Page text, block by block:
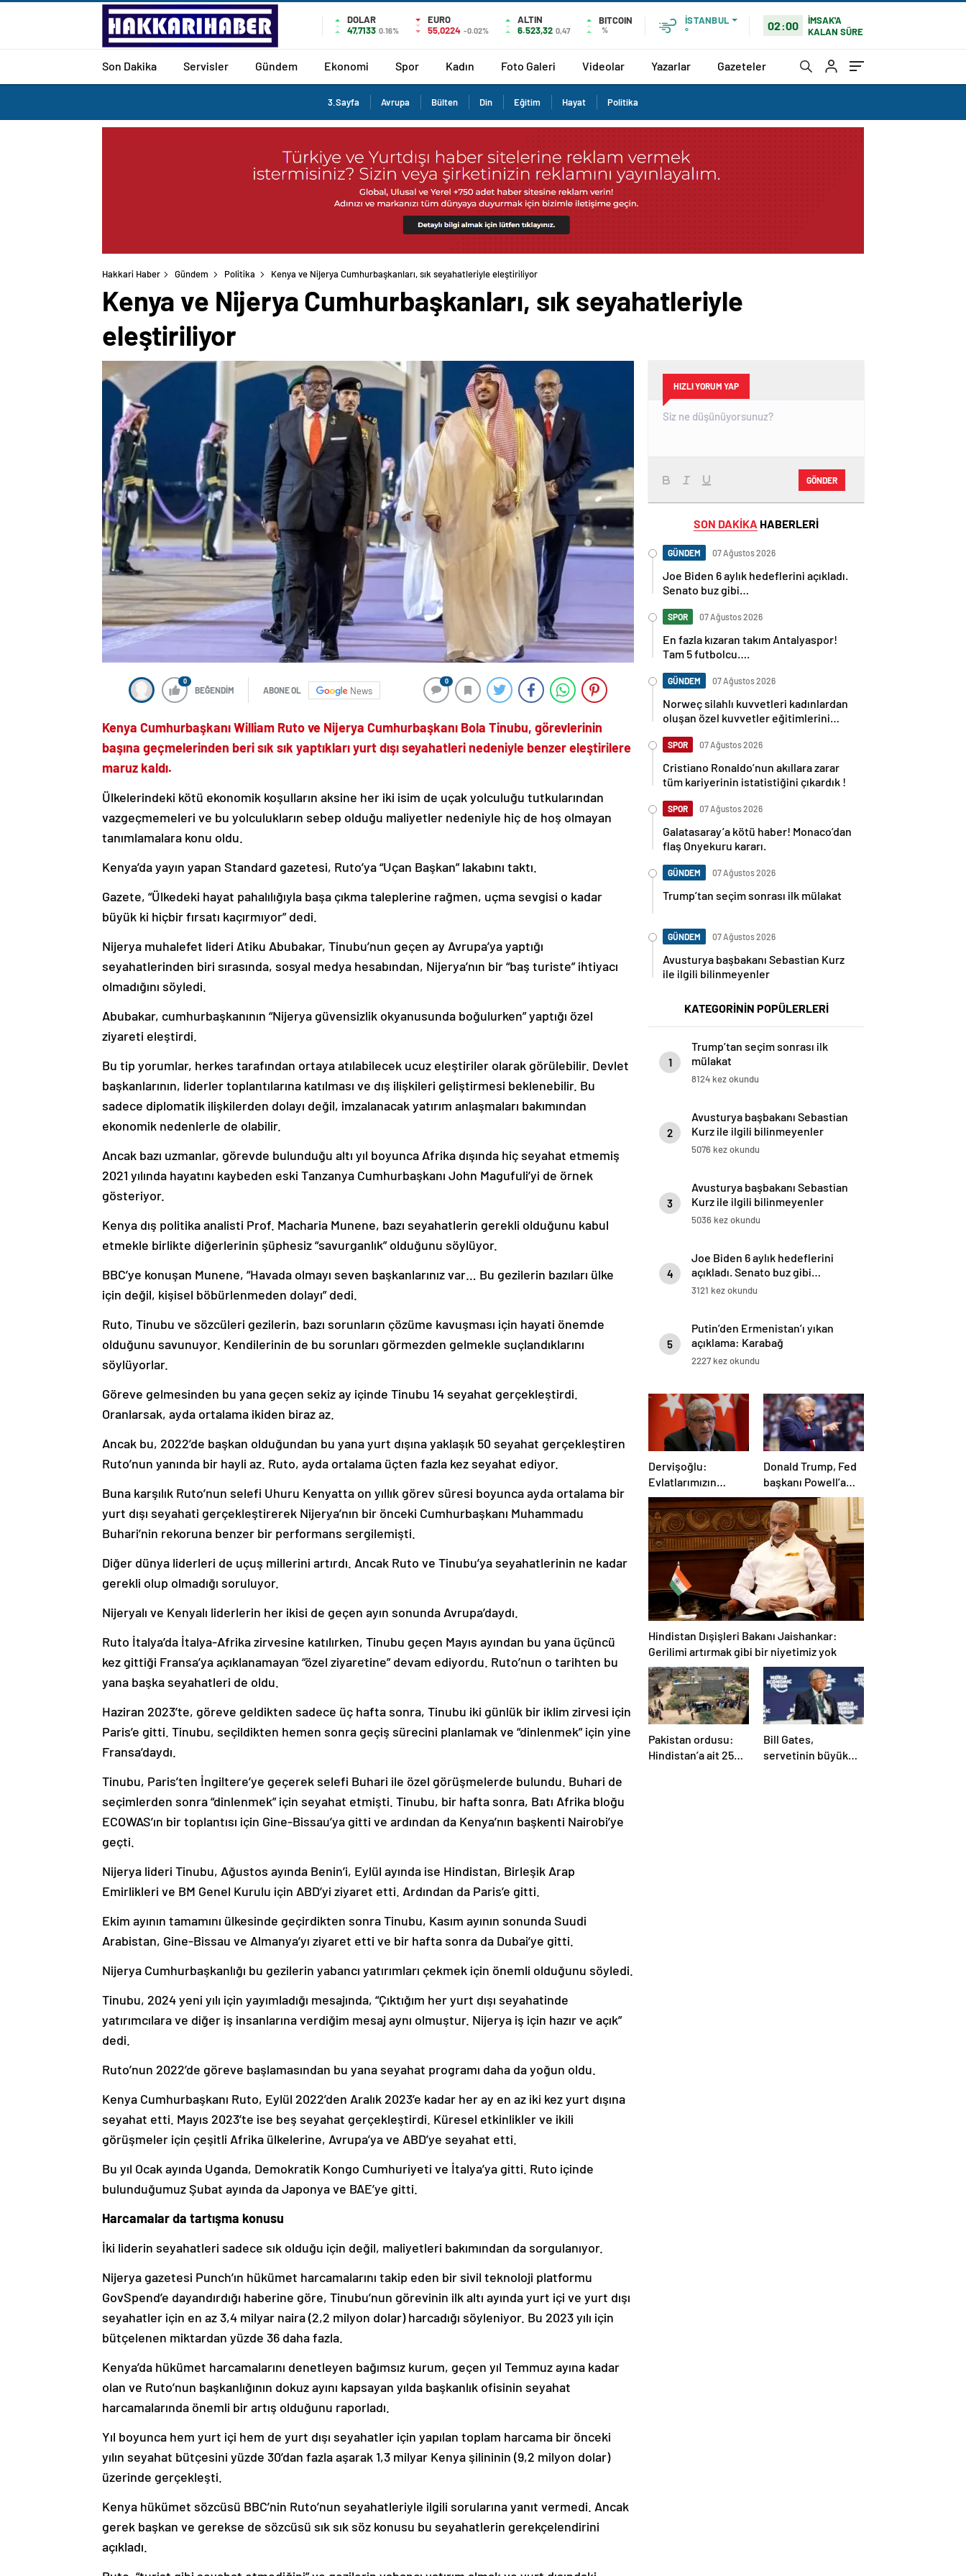
DOLAR
47,7133 0.16%
EURO
55,0224 -0.02%
ALTIN
6.523,32 0,47
BITCOIN
%
İSTANBUL
°
02:00
İMSAK'A
KALAN SÜRE
Son Dakika Servisler Gündem Ekonomi Spor Kadın Foto Galeri Videolar Yazarlar Gazeteler
3.Sayfa Avrupa Bülten Din Eğitim Hayat Politika
Hakkari Haber Gündem Politika Kenya ve Nijerya Cumhurbaşkanları, sık seyahatleriyle eleştiriliyor
Kenya ve Nijerya Cumhurbaşkanları, sık seyahatleriyle
eleştiriliyor
0
BEĞENDİM ABONE OL News
0
Kenya Cumhurbaşkanı William Ruto ve Nijerya Cumhurbaşkanı Bola Tinubu, görevlerinin
başına geçmelerinden beri sık sık yaptıkları yurt dışı seyahatleri nedeniyle benzer eleştirilere
maruz kaldı.
Ülkelerindeki kötü ekonomik koşulların aksine her iki isim de uçak yolculuğu tutkularından
vazgeçmemeleri ve bu yolculukların sebep olduğu maliyetler nedeniyle hiç de hoş olmayan
tanımlamalara konu oldu.
Kenya’da yayın yapan Standard gazetesi, Ruto’ya “Uçan Başkan” lakabını taktı.
Gazete, “Ülkedeki hayat pahalılığıyla başa çıkma taleplerine rağmen, uçma sevgisi o kadar
büyük ki hiçbir fırsatı kaçırmıyor” dedi.
Nijerya muhalefet lideri Atiku Abubakar, Tinubu’nun geçen ay Avrupa’ya yaptığı
seyahatlerinden biri sırasında, sosyal medya hesabından, Nijerya’nın bir “baş turiste” ihtiyacı
olmadığını söyledi.
Abubakar, cumhurbaşkanının “Nijerya güvensizlik okyanusunda boğulurken” yaptığı özel
ziyareti eleştirdi.
Bu tip yorumlar, herkes tarafından ortaya atılabilecek ucuz eleştiriler olarak görülebilir. Devlet
başkanlarının, liderler toplantılarına katılması ve dış ilişkileri geliştirmesi beklenebilir. Bu
sadece diplomatik ilişkilerden dolayı değil, imzalanacak yatırım anlaşmaları bakımından
ekonomik nedenlerle de olabilir.
Ancak bazı uzmanlar, görevde bulunduğu altı yıl boyunca Afrika dışında hiç seyahat etmemiş
2021 yılında hayatını kaybeden eski Tanzanya Cumhurbaşkanı John Magufuli’yi de örnek
gösteriyor.
Kenya dış politika analisti Prof. Macharia Munene, bazı seyahatlerin gerekli olduğunu kabul
etmekle birlikte diğerlerinin şüphesiz “savurganlık” olduğunu söylüyor.
BBC’ye konuşan Munene, “Havada olmayı seven başkanlarınız var… Bu gezilerin bazıları ülke
için değil, kişisel böbürlenmeden dolayı” dedi.
Ruto, Tinubu ve sözcüleri gezilerin, bazı sorunların çözüme kavuşması için hayati önemde
olduğunu savunuyor. Kendilerinin de bu sorunları görmezden gelmekle suçlandıklarını
söylüyorlar.
Göreve gelmesinden bu yana geçen sekiz ay içinde Tinubu 14 seyahat gerçekleştirdi.
Oranlarsak, ayda ortalama ikiden biraz az.
Ancak bu, 2022’de başkan olduğundan bu yana yurt dışına yaklaşık 50 seyahat gerçekleştiren
Ruto’nun yanında bir hayli az. Ruto, ayda ortalama üçten fazla kez seyahat ediyor.
Buna karşılık Ruto’nun selefi Uhuru Kenyatta on yıllık görev süresi boyunca ayda ortalama bir
yurt dışı seyahati gerçekleştirerek Nijerya’nın bir önceki Cumhurbaşkanı Muhammadu
Buhari’nin rekoruna benzer bir performans sergilemişti.
Diğer dünya liderleri de uçuş millerini artırdı. Ancak Ruto ve Tinubu’ya seyahatlerinin ne kadar
gerekli olup olmadığı soruluyor.
Nijeryalı ve Kenyalı liderlerin her ikisi de geçen ayın sonunda Avrupa’daydı.
Ruto İtalya’da İtalya-Afrika zirvesine katılırken, Tinubu geçen Mayıs ayından bu yana üçüncü
kez gittiği Fransa’ya açıklanamayan “özel ziyaretine” devam ediyordu. Ruto’nun o tarihten bu
yana başka seyahatleri de oldu.
Haziran 2023’te, göreve geldikten sadece üç hafta sonra, Tinubu iki günlük bir iklim zirvesi için
Paris’e gitti. Tinubu, seçildikten hemen sonra geçiş sürecini planlamak ve “dinlenmek” için yine
Fransa’daydı.
Tinubu, Paris’ten İngiltere’ye geçerek selefi Buhari ile özel görüşmelerde bulundu. Buhari de
seçimlerden sonra “dinlenmek” için seyahat etmişti. Tinubu, bir hafta sonra, Batı Afrika bloğu
ECOWAS’ın bir toplantısı için Gine-Bissau’ya gitti ve ardından da Kenya’nın başkenti Nairobi’ye
geçti.
Nijerya lideri Tinubu, Ağustos ayında Benin’i, Eylül ayında ise Hindistan, Birleşik Arap
Emirlikleri ve BM Genel Kurulu için ABD’yi ziyaret etti. Ardından da Paris’e gitti.
Ekim ayının tamamını ülkesinde geçirdikten sonra Tinubu, Kasım ayının sonunda Suudi
Arabistan, Gine-Bissau ve Almanya’yı ziyaret etti ve bir hafta sonra da Dubai’ye gitti.
Nijerya Cumhurbaşkanlığı bu gezilerin yabancı yatırımları çekmek için önemli olduğunu söyledi.
Tinubu, 2024 yeni yılı için yayımladığı mesajında, “Çıktığım her yurt dışı seyahatinde
yatırımcılara ve diğer iş insanlarına verdiğim mesaj aynı olmuştur. Nijerya iş için hazır ve açık”
dedi.
Ruto’nun 2022’de göreve başlamasından bu yana seyahat programı daha da yoğun oldu.
Kenya Cumhurbaşkanı Ruto, Eylül 2022’den Aralık 2023’e kadar her ay en az iki kez yurt dışına
seyahat etti. Mayıs 2023’te ise beş seyahat gerçekleştirdi. Küresel etkinlikler ve ikili
görüşmeler için çeşitli Afrika ülkelerine, Avrupa’ya ve ABD’ye seyahat etti.
Bu yıl Ocak ayında Uganda, Demokratik Kongo Cumhuriyeti ve İtalya’ya gitti. Ruto içinde
bulunduğumuz Şubat ayında da Japonya ve BAE’ye gitti.
Harcamalar da tartışma konusu
İki liderin seyahatleri sadece sık olduğu için değil, maliyetleri bakımından da sorgulanıyor.
Nijerya gazetesi Punch’ın hükümet harcamalarını takip eden bir sivil teknoloji platformu
GovSpend’e dayandırdığı haberine göre, Tinubu’nun görevinin ilk altı ayında yurt içi ve yurt dışı
seyahatler için en az 3,4 milyar naira (2,2 milyon dolar) harcadığı söyleniyor. Bu 2023 yılı için
bütçelenen miktardan yüzde 36 daha fazla.
Kenya’da hükümet harcamalarını denetleyen bağımsız kurum, geçen yıl Temmuz ayına kadar
olan ve Ruto’nun başkanlığının dokuz ayını kapsayan yılda başkanlık ofisinin seyahat
harcamalarında önemli bir artış olduğunu raporladı.
Yıl boyunca hem yurt içi hem de yurt dışı seyahatler için yapılan toplam harcama bir önceki
yılın seyahat bütçesini yüzde 30’dan fazla aşarak 1,3 milyar Kenya şilininin (9,2 milyon dolar)
üzerinde gerçekleşti.
Kenya hükümet sözcüsü BBC’nin Ruto’nun seyahatleriyle ilgili sorularına yanıt vermedi. Ancak
gerek başkan ve gerekse de sözcüsü sık sık söz konusu bu seyahatlerin gerekçelendirini
açıkladı.
HIZLI YORUM YAP
GÖNDER
SON DAKİKA HABERLERİ
GÜNDEM 07 Ağustos 2026
Joe Biden 6 aylık hedeflerini açıkladı.
Senato buz gibi…
SPOR 07 Ağustos 2026
En fazla kızaran takım Antalyaspor!
Tam 5 futbolcu….
GÜNDEM 07 Ağustos 2026
Norweç silahlı kuvvetleri kadınlardan
oluşan özel kuvvetler eğitimlerini
SPOR 07 Ağustos 2026
Cristiano Ronaldo’nun akıllara zarar
tüm kariyerinin istatistiğini çıkardık !
SPOR 07 Ağustos 2026
Galatasaray’a kötü haber! Monaco’dan
flaş Onyekuru kararı.
GÜNDEM 07 Ağustos 2026
Trump’tan seçim sonrası ilk mülakat
GÜNDEM 07 Ağustos 2026
Avusturya başbakanı Sebastian Kurz
ile ilgili bilinmeyenler
KATEGORİNİN POPÜLERLERİ
1
Trump’tan seçim sonrası ilk
mülakat
8124 kez okundu
2
Avusturya başbakanı Sebastian
Kurz ile ilgili bilinmeyenler
5076 kez okundu
3
Avusturya başbakanı Sebastian
Kurz ile ilgili bilinmeyenler
5036 kez okundu
4
Joe Biden 6 aylık hedeflerini
açıkladı. Senato buz gibi…
3121 kez okundu
5
Putin’den Ermenistan’ı yıkan
açıklama: Karabağ
Azerbaycan’ın ayrılmaz bir
2227 kez okundu
Dervişoğlu:
Evlatlarımızın
haklarını
savunacağım
Donald Trump, Fed
başkanı Powell’a
hakaret etti: Aptal
Hindistan Dışişleri Bakanı Jaishankar:
Gerilimi artırmak gibi bir niyetimiz yok
Pakistan ordusu:
Hindistan’a ait 25
Bill Gates,
servetinin büyük